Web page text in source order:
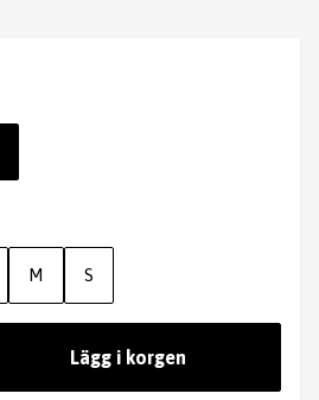
M S
Lägg i korgen